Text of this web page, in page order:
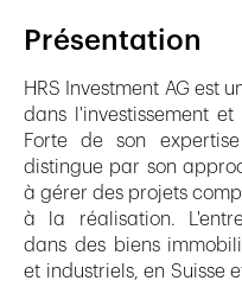
Présentation
HRS Investment AG est
dans l'investissement
Forte de son
distingue par son
à gérer des projets
à la réalisation.
dans des biens
et industriels, en Suisse